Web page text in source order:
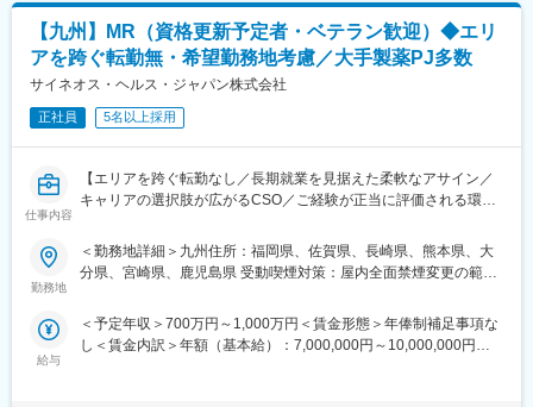
うことは決してございません。適切なフォローが顧客である製薬
企業からの満足にもつながり、業界内でも評価されています。
■親身なフォロー体制とキャリアを築ける評価制度
CSOは本部のバックアップ体制が何より重要です。1人のプロジ
ェクトマネージャーが管理するMRは約20名程度であり、相談事
があればいつでも連絡できる距離感です。一カ月に一度の面談も
度により、キャリアや年収アップに向けた目標を定めやすい環境
です。
制と研修コンテンツ～
特定の製剤を持たないCSOだからこそ、当社の教育サポートは単
オンコロジー領域等の知識を提供するe-learningはもちろん、専門
領域のKOLへの営業ロールプレイングの機会もあり、生き残るMR
【九州】MR（資格更新予定者・ベテラン歓迎）◆エリ
アを跨ぐ転勤無・希望勤務地考慮／大手製薬PJ多数
サイネオス・ヘルス・ジャパン株式会社
正社員 5名以上採用
仕事内容
【エリアを跨ぐ転勤なし／長期就業を見据えた柔軟なアサイン／
キャリアの選択肢が広がるCSO／ご経験が正当に評価される環
【はじめに】
～50代まで幅広く活躍しており、長期就業も叶う環境です。
勤務地
＜勤務地詳細＞九州住所：福岡県、佐賀県、長崎県、熊本県、大
分県、宮崎県、鹿児島県 受動喫煙対策：屋内全面禁煙変更の範
給与
＜予定年収＞700万円～1,000万円＜賃金形態＞年俸制補足事項な
し＜賃金内訳＞年額（基本給）：7,000,000円～10,000,000円＜